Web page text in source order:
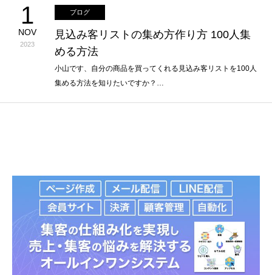
1
NOV
2023
ブログ
見込み客リストの集め方作り方 100人集
める方法
小山です、自分の商品を買ってくれる見込み客リストを100人
集める方法を知りたいですか？…